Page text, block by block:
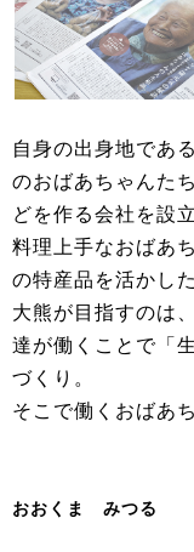
自身の出身地であ
のおばあちゃんた
どを作る会社を設
料理上手なおばあ
の特産品を活かし
大熊が目指すのは
達が働くことで「
づくり。
そこで働くおばあ
おおくま みつる